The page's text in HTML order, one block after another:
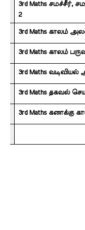
3rd Maths சமச்சீர்,
2
3rd Maths காலம்
3rd Maths காலம்
3rd Maths வடிவியல்
3rd Maths தகவல்
3rd Maths கணக்கு